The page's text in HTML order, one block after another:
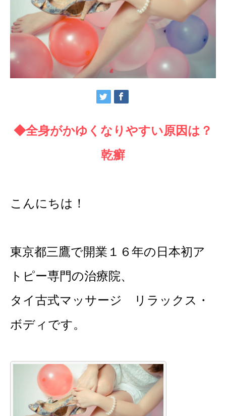
◆全身がかゆくなりやすい原因は？
乾癬
こんにちは！
東京都三鷹で開業１６年の日本初ア
トピー専門の治療院、
タイ古式マッサージ リラックス・
ボディです。